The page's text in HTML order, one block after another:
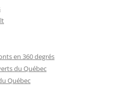
en 360 degrés
du Québec
Québec